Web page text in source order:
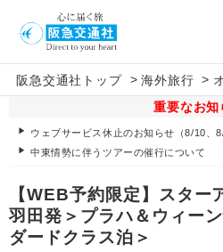
阪急交通社トップ > 海外旅行 >
重要なお知
ウェブサービス休止のお知らせ（8/10、8/
中東情勢に伴うツアーの催行について
【WEB予約限定】スター
羽田発＞プラハ＆ウィー
ダードクラス泊＞